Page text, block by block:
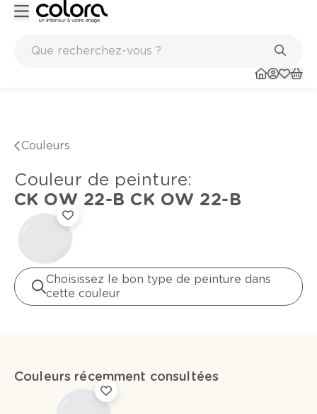
Couleurs
Couleur de peinture:
CK OW 22-B CK OW 22-B
Choisissez le bon type de peinture dans
cette couleur
Couleurs récemment consultées